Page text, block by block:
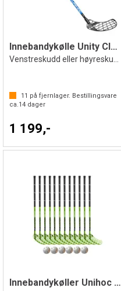
Innebandykølle Unity Classic 29 96 cm
11 på fjernlager. Bestillingsvare
ca.14 dager
1 199,-
Innebandykøller Unihoc Winner 96 cm| IFF